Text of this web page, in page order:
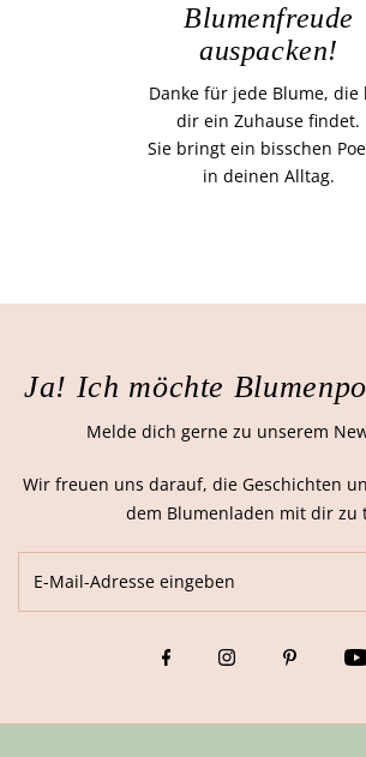
Blumenfreude
auspacken!
Danke für jede Blume, die
dir ein Zuhause findet.
Sie bringt ein bisschen
in deinen Alltag.
Ja! Ich möchte
Melde dich gerne zu unserem
Wir freuen uns darauf, die Geschichten
dem Blumenladen mit dir zu